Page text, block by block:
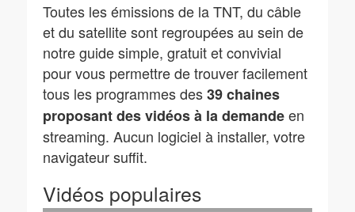
Toutes les émissions de la TNT, du câble
et du satellite sont regroupées au sein de
notre guide simple, gratuit et convivial
pour vous permettre de trouver facilement
tous les programmes des39 chaines
proposant des vidéos à la demandeen
streaming. Aucun logiciel à installer, votre
navigateur suffit.
Vidéos populaires